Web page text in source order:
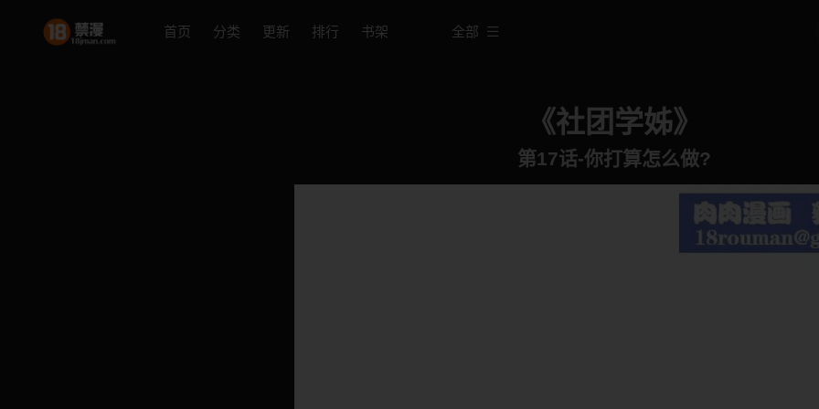
首页 分类 更新 排行 书架 全部
《社团学姊》
第17话-你打算怎么做?